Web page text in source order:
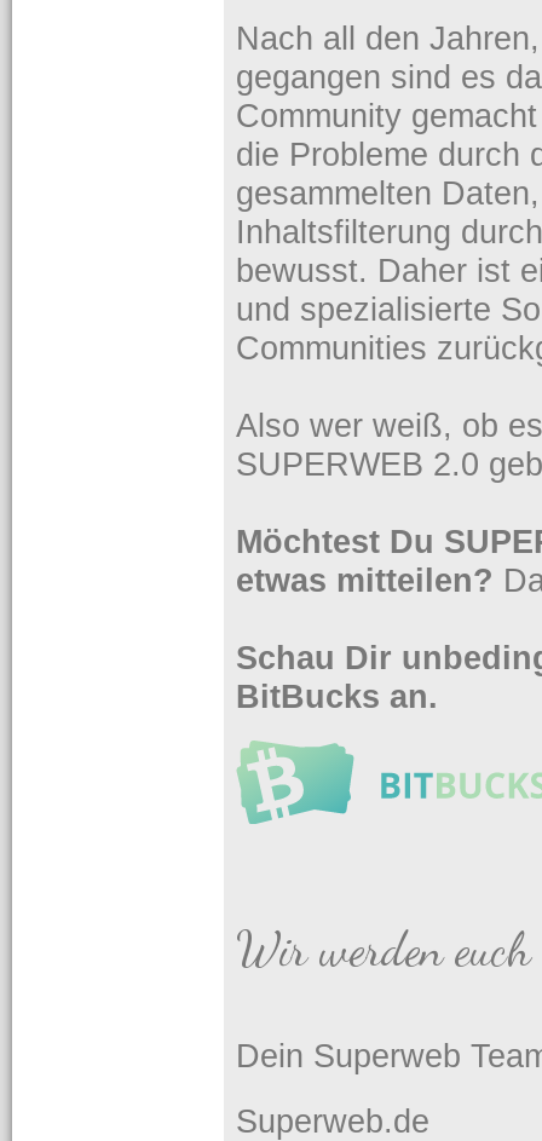
Nach all den
gegangen sind es
Community
die Probleme durch
gesammelten
Inhaltsfilterung
bewusst. Daher ist
und spezialisierte
Communities
Also wer weiß, ob
SUPERWEB 2.0
Möchtest Du
etwas mitteilen?
Schau Dir
BitBucks an.
Wir werden
Dein Superweb
Superweb.de